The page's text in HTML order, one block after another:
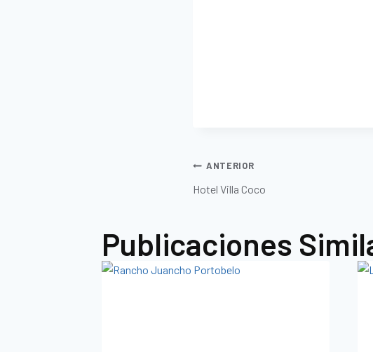
ANTERIOR
Hotel Villa Coco
Publicaciones